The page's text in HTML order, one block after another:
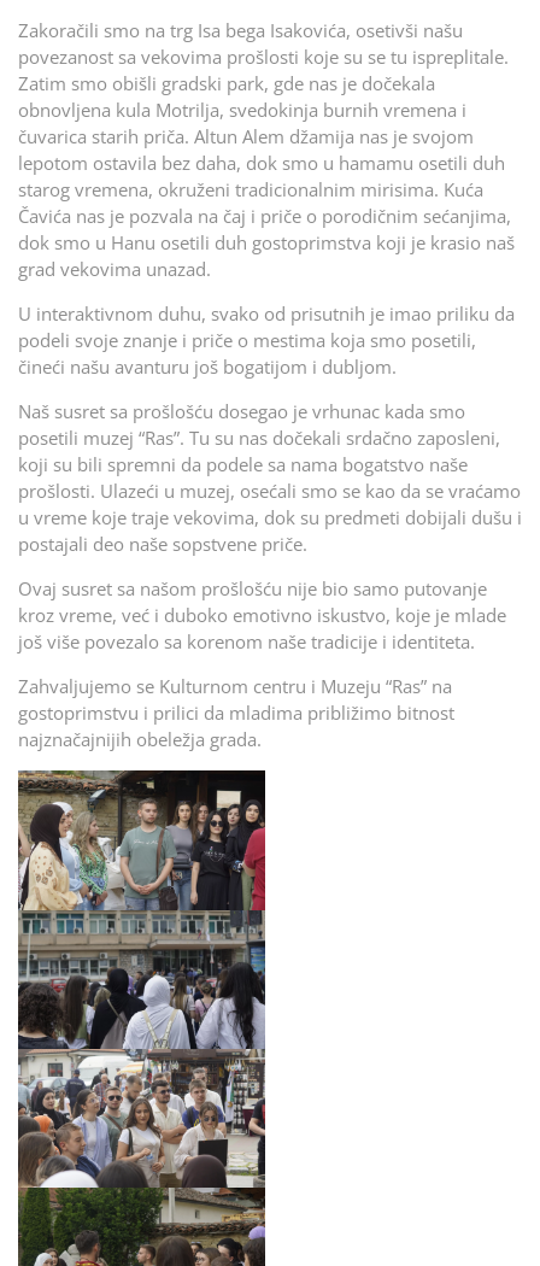
Zakoračili smo na trg Isa bega Isakovića, osetivši našu
povezanost sa vekovima prošlosti koje su se tu ispreplitale.
Zatim smo obišli gradski park, gde nas je dočekala
obnovljena kula Motrilja, svedokinja burnih vremena i
čuvarica starih priča. Altun Alem džamija nas je svojom
lepotom ostavila bez daha, dok smo u hamamu osetili duh
starog vremena, okruženi tradicionalnim mirisima. Kuća
Čavića nas je pozvala na čaj i priče o porodičnim sećanjima,
dok smo u Hanu osetili duh gostoprimstva koji je krasio naš
grad vekovima unazad.
U interaktivnom duhu, svako od prisutnih je imao priliku da
podeli svoje znanje i priče o mestima koja smo posetili,
čineći našu avanturu još bogatijom i dubljom.
Naš susret sa prošlošću dosegao je vrhunac kada smo
posetili muzej “Ras”. Tu su nas dočekali srdačno zaposleni,
koji su bili spremni da podele sa nama bogatstvo naše
prošlosti. Ulazeći u muzej, osećali smo se kao da se vraćamo
u vreme koje traje vekovima, dok su predmeti dobijali dušu i
postajali deo naše sopstvene priče.
Ovaj susret sa našom prošlošću nije bio samo putovanje
kroz vreme, već i duboko emotivno iskustvo, koje je mlade
još više povezalo sa korenom naše tradicije i identiteta.
Zahvaljujemo se Kulturnom centru i Muzeju “Ras” na
gostoprimstvu i prilici da mladima približimo bitnost
najznačajnijih obeležja grada.